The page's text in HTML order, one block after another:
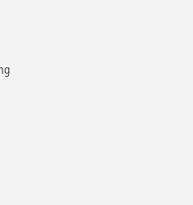
Max-S CF12 von ratiotherm ist
mit Photovoltaik-Thermie-
Sie verfügt dazu über einen
Die Nennheizleistung
sind die alleinige Wärmequelle
R410A (GWP 2088) zum
optional mit einem Pufferspeicher